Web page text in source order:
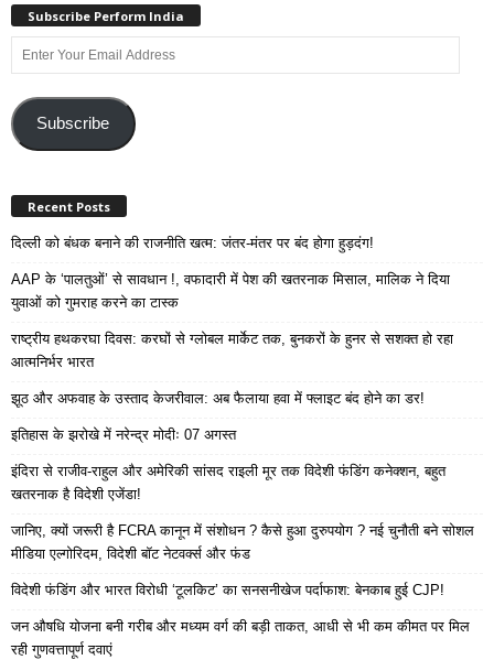
Subscribe Perform India
Enter
Your
Email
AddressSubscribe
Recent Posts
दिल्ली को बंधक बनाने की राजनीति खत्म: जंतर-मंतर पर बंद होगा हुड़दंग!
AAP के ‘पालतुओं’ से सावधान !, वफादारी में पेश की खतरनाक मिसाल, मालिक ने दिया
युवाओं को गुमराह करने का टास्क
राष्ट्रीय हथकरघा दिवस: करघों से ग्लोबल मार्केट तक, बुनकरों के हुनर से सशक्त हो रहा
आत्मनिर्भर भारत
झूठ और अफवाह के उस्ताद केजरीवाल: अब फैलाया हवा में फ्लाइट बंद होने का डर!
इतिहास के झरोखे में नरेन्द्र मोदीः 07 अगस्त
इंदिरा से राजीव-राहुल और अमेरिकी सांसद राइली मूर तक विदेशी फंडिंग कनेक्शन, बहुत
खतरनाक है विदेशी एजेंडा!
जानिए, क्यों जरूरी है FCRA कानून में संशोधन ? कैसे हुआ दुरुपयोग ? नई चुनौती बने सोशल
मीडिया एल्गोरिदम, विदेशी बॉट नेटवर्क्स और फंड
विदेशी फंडिंग और भारत विरोधी ‘टूलकिट’ का सनसनीखेज पर्दाफाश: बेनकाब हुई CJP!
जन औषधि योजना बनी गरीब और मध्यम वर्ग की बड़ी ताकत, आधी से भी कम कीमत पर मिल
रही गुणवत्तापूर्ण दवाएं